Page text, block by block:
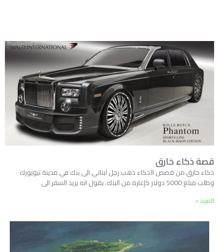
قصة ذكاء خارق
ذكاء خارق من قصص الذكاء ذهب رجل لبناني الى بنك في مدينة نيويورك
وطلب مبلغ 5000 دولار كإعارة من البنك. يقول انه يريد السفر الى
المزيد »